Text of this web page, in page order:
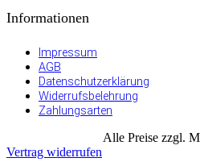
Informationen
Impressum
AGB
Datenschutzerklärung
Widerrufsbelehrung
Zahlungsarten
Alle Preise zzgl.
Vertrag widerrufen